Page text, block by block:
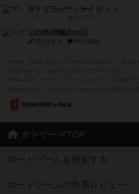
ザ・フラッフィー・ライト
ふたつの城の物語
紹介文あり 6件の投稿
ボドゲーマTOP
ボードゲームを検索する
ボードゲームの新着レビュー